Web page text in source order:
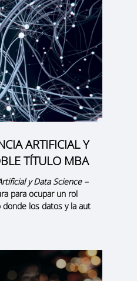
ARTIFICIAL Y
TÍTULO MBA
y Data Science –
para ocupar un rol
los datos y la aut